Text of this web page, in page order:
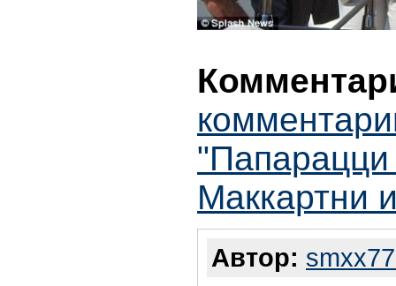
Маккартни
Автор: